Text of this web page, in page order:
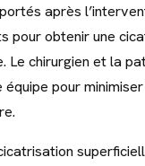
après
pour obtenir une
Le chirurgien et la
équipe pour